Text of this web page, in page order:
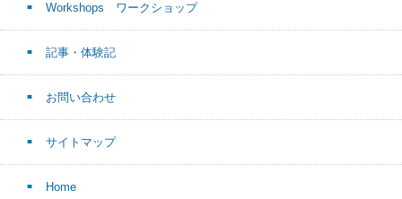
Workshops ワークショップ
記事・体験記
お問い合わせ
サイトマップ
Home